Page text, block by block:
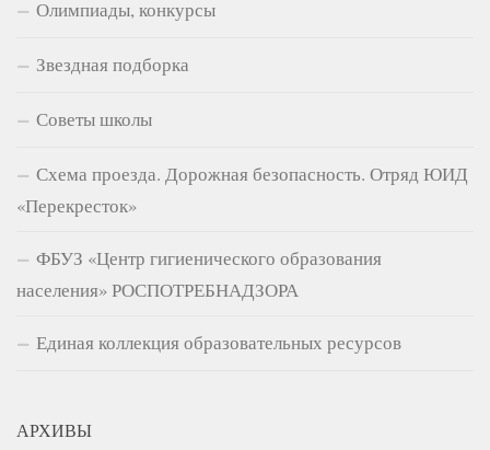
Олимпиады, конкурсы
Звездная подборка
Советы школы
Схема проезда. Дорожная безопасность. Отряд ЮИД
«Перекресток»
ФБУЗ «Центр гигиенического образования
населения» РОСПОТРЕБНАДЗОРА
Единая коллекция образовательных ресурсов
АРХИВЫ